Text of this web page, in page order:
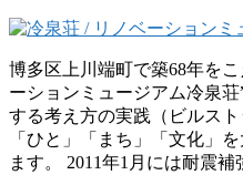
博多区上川端町で築68年を
ーションミュージアム冷泉
する考え方の実践（ビルス
「ひと」「まち」「文化」
ます。 2011年1月には耐震